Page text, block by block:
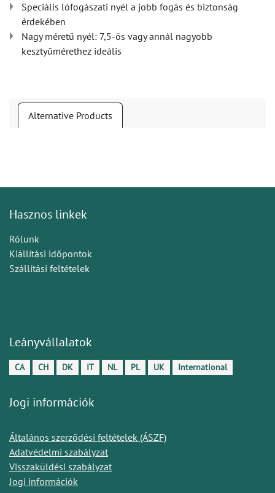
Speciális lófogászati nyél a jobb fogás és biztonság
érdekében
Nagy méretű nyél: 7,5-ös vagy annál nagyobb
kesztyűmérethez ideális
Alternative Products
Hasznos linkek
Rólunk
Kiállítási időpontok
Szállítási feltételek
Leányvállalatok
CA CH DK IT NL PL UK International
Jogi információk
Általános szerződési feltételek (ÁSZF)
Adatvédelmi szabályzat
Visszaküldési szabályzat
Jogi információk